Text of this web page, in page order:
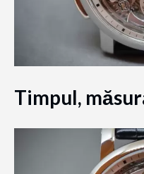
Timpul,